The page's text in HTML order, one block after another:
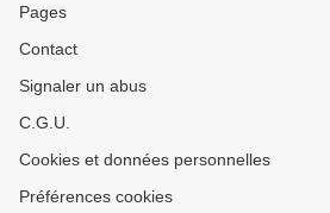
Pages
Contact
Signaler un abus
C.G.U.
Cookies et données personnelles
Préférences cookies